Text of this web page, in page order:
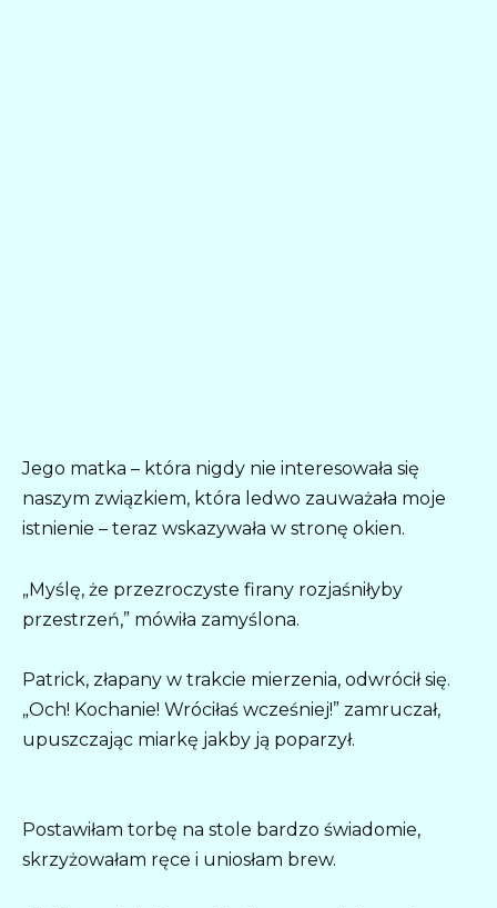
Jego matka – która nigdy nie interesowała się
naszym związkiem, która ledwo zauważała moje
istnienie – teraz wskazywała w stronę okien.
„Myślę, że przezroczyste firany rozjaśniłyby
przestrzeń,” mówiła zamyślona.
Patrick, złapany w trakcie mierzenia, odwrócił się.
„Och! Kochanie! Wróciłaś wcześniej!” zamruczał,
upuszczając miarkę jakby ją poparzył.
Postawiłam torbę na stole bardzo świadomie,
skrzyżowałam ręce i uniosłam brew.